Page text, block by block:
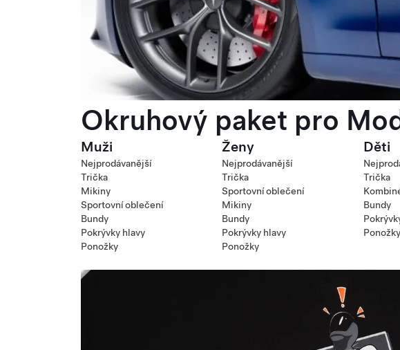
Okruhový paket pro
Muži
Nejprodávanější
Trička
Mikiny
Sportovní oblečení
Bundy
Pokrývky hlavy
Ponožky
Ženy
Nejprodávanější
Trička
Sportovní oblečení
Mikiny
Bundy
Pokrývky hlavy
Ponožky
Děti
Trička
Bundy
Ponožky